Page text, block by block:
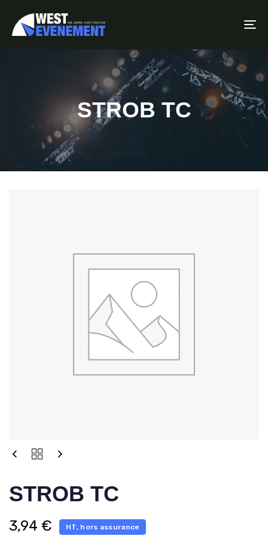
STROB TC
STROB TC
3,94 € HT, hors assurance